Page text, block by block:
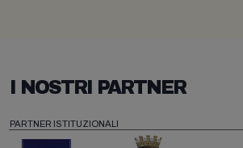
I NOSTRI PARTNER
PARTNER ISTITUZIONALI